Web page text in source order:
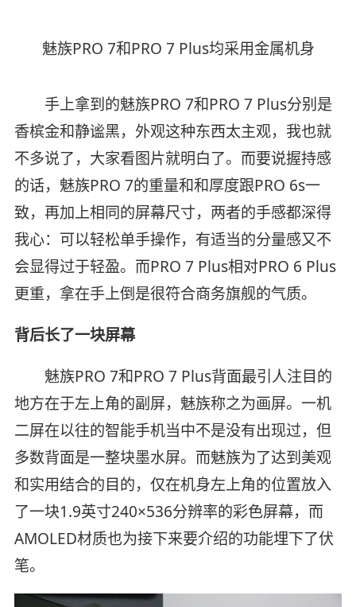
魅族PRO 7和PRO 7 Plus均采用金属机身
手上拿到的魅族PRO 7和PRO 7 Plus分别是
香槟金和静谧黑，外观这种东西太主观，我也就
不多说了，大家看图片就明白了。而要说握持感
的话，魅族PRO 7的重量和和厚度跟PRO 6s一
致，再加上相同的屏幕尺寸，两者的手感都深得
我心：可以轻松单手操作，有适当的分量感又不
会显得过于轻盈。而PRO 7 Plus相对PRO 6 Plus
更重，拿在手上倒是很符合商务旗舰的气质。
背后长了一块屏幕
魅族PRO 7和PRO 7 Plus背面最引人注目的
地方在于左上角的副屏，魅族称之为画屏。一机
二屏在以往的智能手机当中不是没有出现过，但
多数背面是一整块墨水屏。而魅族为了达到美观
和实用结合的目的，仅在机身左上角的位置放入
了一块1.9英寸240×536分辨率的彩色屏幕，而
AMOLED材质也为接下来要介绍的功能埋下了伏
笔。